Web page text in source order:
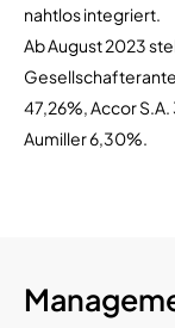
nahtlos integriert.
Ab August 2023
47,26%, Accor
Aumiller 6,30%.